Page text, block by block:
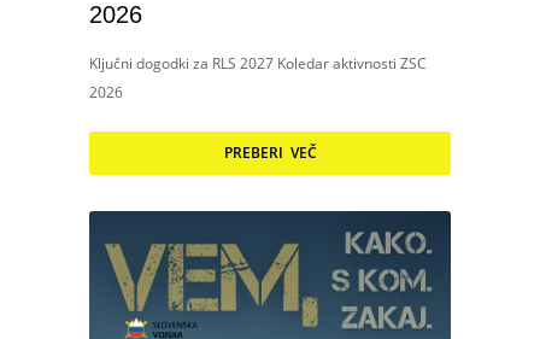
2026
Ključni dogodki za RLS 2027 Koledar aktivnosti ZSC
2026
PREBERI VEČ